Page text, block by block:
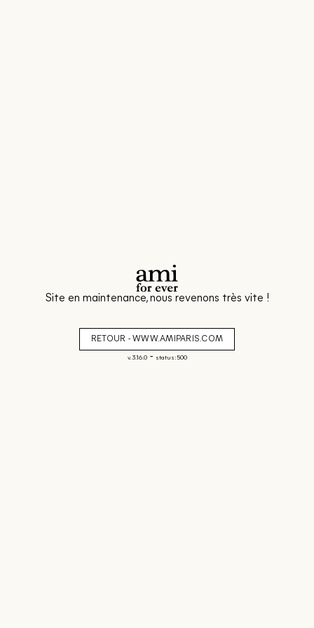
Site en maintenance, nous revenons très vite !
RETOUR - WWW.AMIPARIS.COM
v. 3.16.0- status: 500